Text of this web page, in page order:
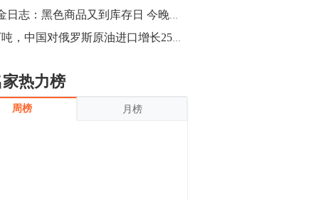
期货主力合约涨停，涨幅达3.98%，报
大豆期货市场上涨，11月期约收高
响，夜盘连粕高位窄幅震荡，建议短线
为主。 ...
5日消息，内外盘贵金属强劲走升，沪
主力合约涨停，涨幅3.99%，报334.00
新黑金日志：黑色商品又到库存日 今晚开始尝试做空一下？
697万吨，中国对俄罗斯原油进口增长25%!加拿大原油进不来?
热力榜
周榜 月榜